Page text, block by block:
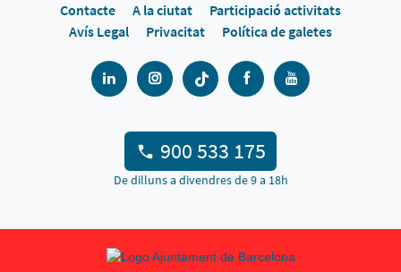
Contacte A la ciutat
Participació activitats
Avís Legal
Privacitat Política de galetes
900 533 175
De dilluns a divendres de 9 a 18h